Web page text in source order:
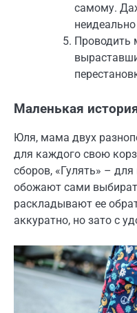
самому.
Проводить
Маленькая
Юля, мама двух
для каждого свою
сборов, «Гулять» –
обожают сами
раскладывают ее
аккуратно, но зато с